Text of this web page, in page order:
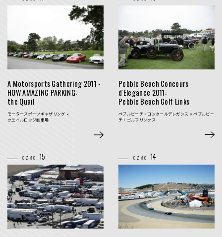
A MotorsportsGathering 2011 -
HOW AMAZING PARKING:
the Quail
モータースポーツ ギャザリング ×
クエイルロッジ駐車場
Pebble Beach Concours
d'Elegance 2011:
Pebble Beach Golf Links
ペブルビーチ・コンクールデレガンス × ペブルビー
チ・ゴルフリンクス
CZMG 15 CZMG 14